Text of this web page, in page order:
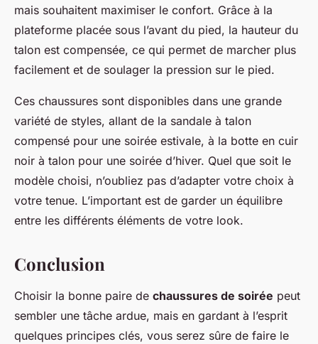
mais souhaitent maximiser le confort. Grâce à la
plateforme placée sous l’avant du pied, la hauteur du
talon est compensée, ce qui permet de marcher plus
facilement et de soulager la pression sur le pied.
Ces chaussures sont disponibles dans une grande
variété de styles, allant de la sandale à talon
compensé pour une soirée estivale, à la botte en cuir
noir à talon pour une soirée d’hiver. Quel que soit le
modèle choisi, n’oubliez pas d’adapter votre choix à
votre tenue. L’important est de garder un équilibre
entre les différents éléments de votre look.
Conclusion
Choisir la bonne paire de chaussures de soirée peut
sembler une tâche ardue, mais en gardant à l’esprit
quelques principes clés, vous serez sûre de faire le